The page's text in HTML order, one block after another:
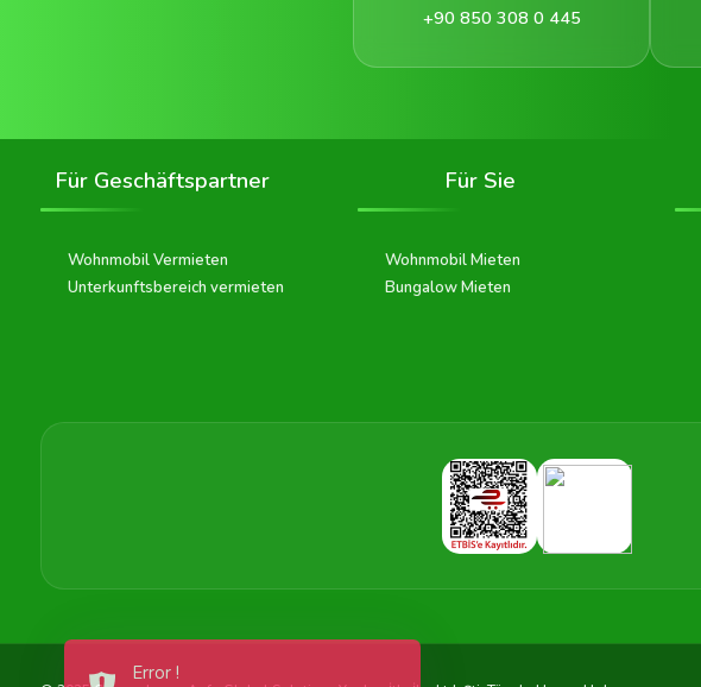
+90 850 308 0 445
Für Geschäftspartner
Wohnmobil Vermieten
Unterkunftsbereich vermieten
Für Sie
Wohnmobil Mieten
Bungalow Mieten
Error !